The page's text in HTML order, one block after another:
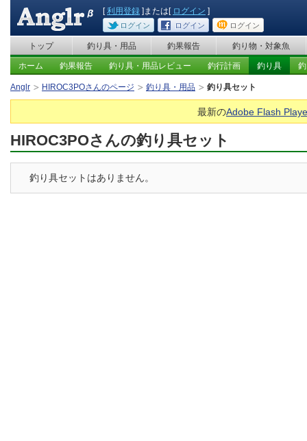
[利用登録 ]または[ ログイン ]
ログイン ログイン ログイン
トップ 釣り具・用品 釣果報告 釣り物・対象魚
ホーム 釣果報告 釣り具・用品レビュー 釣行計画 釣り具
Anglr HIROC3POさんのページ 釣り具・用品 釣り具セット
最新のAdobe Flash
HIROC3POさんの釣り具セット
釣り具セットはありません。